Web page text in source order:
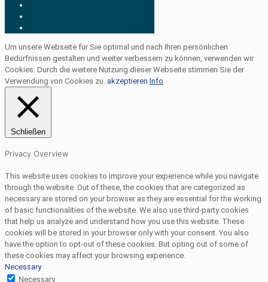
Um unsere Webseite für Sie optimal und nach Ihren persönlichen
Bedürfnissen gestalten und weiter verbessern zu können, verwenden wir
Cookies. Durch die weitere Nutzung dieser Webseite stimmen Sie der
Verwendung von Cookies zu. akzeptieren Info
Schließen
Privacy Overview
This website uses cookies to improve your experience while you navigate
through the website. Out of these, the cookies that are categorized as
necessary are stored on your browser as they are essential for the working
of basic functionalities of the website. We also use third-party cookies
that help us analyze and understand how you use this website. These
cookies will be stored in your browser only with your consent. You also
have the option to opt-out of these cookies. But opting out of some of
these cookies may affect your browsing experience.
Necessary
Necessary